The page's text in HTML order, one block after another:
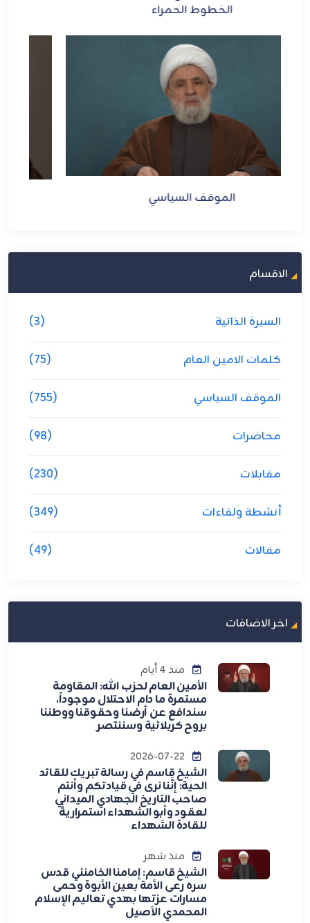
الأمريكي والإجرام الصهيوني
الموقف السياسي
الاقسام
السيرة الذاتية (3)
كلمات الامين العام (75)
الموقف السياسي (755)
محاضرات (98)
مقابلات (230)
أنشطة ولقاءات (349)
مقالات (49)
اخر الاضافات
منذ 4 أيام
الأمين العام لحزب الله: المقاومة
مستمرة ما دام الاحتلال موجوداً،
سندافع عن أرضنا وحقوقنا ووطننا
بروح كربلائية وسننتصر
الشيخ قاسم في رسالة تبريك للقائد
الحية: إنَّنا نرى في قيادتكم وأنتم
صاحب التاريخ الجهادي الميداني
لعقود وأبو الشهداء استمراريةً
للقادة الشهداء
منذ شهر
الشيخ قاسم: إمامنا الخامنئي قدس
سره رعى الأمة بعين الأبوة وحمى
مسارات عزتها بهدي تعاليم الإسلام
المحمدي الأصيل